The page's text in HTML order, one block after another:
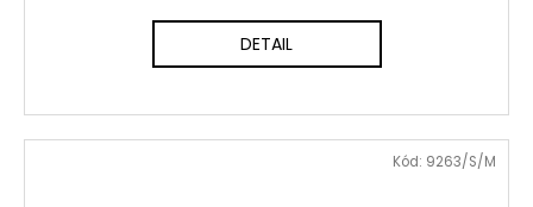
DETAIL
Kód: 9263/S/M